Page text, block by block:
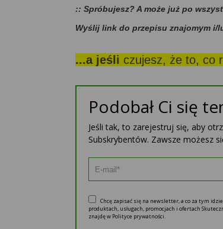
:: Spróbujesz? A może już po
Wyślij link do przepisu znajomym i/
...a jeśli czujesz, że to, co
Podobał Ci się
Jeśli tak, to zarejestruj się, aby
Subskrybentów. Zawsze możesz
Chcę zapisać się na newsletter, a co za tym
produktach, usługach, promocjach i ofertach
znajdę w Polityce prywatności.